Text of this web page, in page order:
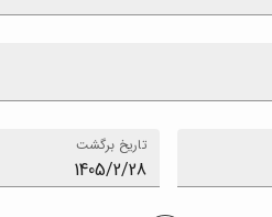
تاریخ برگشت